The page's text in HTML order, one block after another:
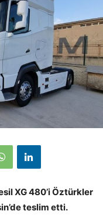
XG 480’i Öztürkler
teslim etti.